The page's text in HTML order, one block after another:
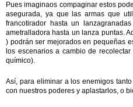
Pues imaginaos compaginar estos
asegurada, ya que las armas que
francotirador hasta un
ametralladora hasta un lanza puntas.
) podrán ser mejorados en pequeñas
los escenarios a cambio de
químico).
Así, para eliminar a los enemigos
con nuestros poderes y aplastarlos, o